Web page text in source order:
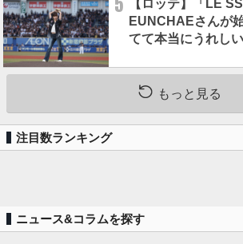
【ロッテ】「LE
EUNCHAEさんが
てて本当にうれし
もっと見る
注目数ランキング
ニュース&コラムを探す